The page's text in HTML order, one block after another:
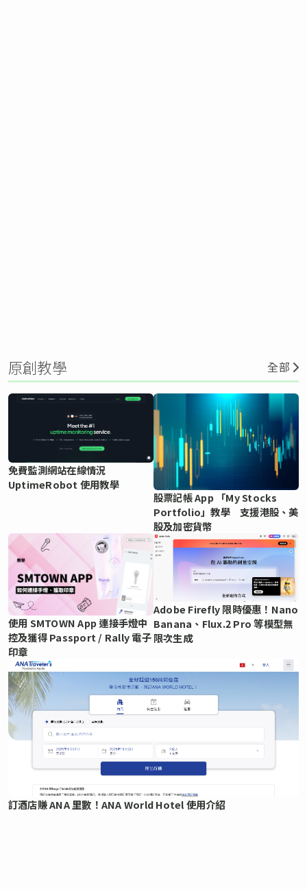
原創教學 全部
免費監測網站在線情況
UptimeRobot 使用教學
股票記帳 App 「My Stocks
Portfolio」教學 支援港股、美
股及加密貨幣
使用 SMTOWN App 連接手燈中
控及獲得 Passport / Rally 電子
印章
Adobe Firefly 限時優惠！Nano
Banana、Flux.2 Pro 等模型無
限次生成
訂酒店賺 ANA 里數！ANA World Hotel 使用介紹